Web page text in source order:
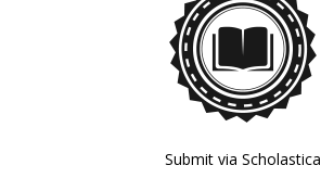
Submit via Scholastica